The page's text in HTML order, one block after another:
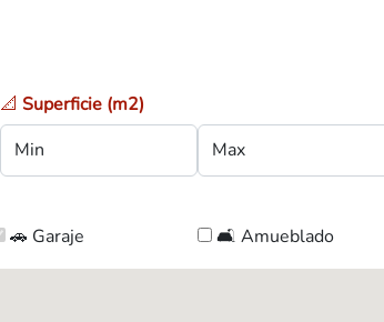
📐 Superficie (m2)
🚗 Garaje 🛋️ Amueblado